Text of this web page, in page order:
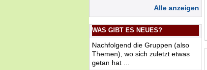
Alle anzeigen
WAS GIBT ES NEUES?
Nachfolgend die Gruppen (also
Themen), wo sich zuletzt etwas
getan hat ...